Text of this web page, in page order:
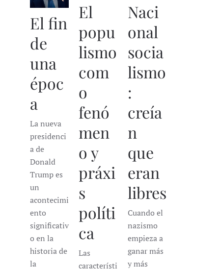
El fin
de
una
époc
a
La nueva
presidenci
a de
Donald
Trump es
un
acontecimi
ento
significativ
o en la
historia de
la
El
popu
lismo
com
o
fenó
men
o y
práxi
s
políti
ca
Las
característi
Naci
onal
socia
lismo
:
creía
n
que
eran
libres
Cuando el
nazismo
empieza a
ganar más
y más